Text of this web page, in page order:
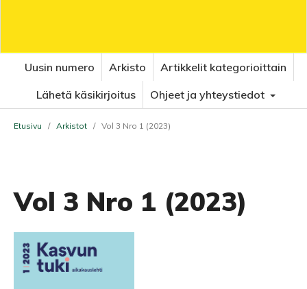
Uusin numero Arkisto
Artikkelit kategorioittain
Lähetä käsikirjoitus
Ohjeet ja yhteystiedot
Etusivu / Arkistot / Vol 3 Nro 1 (2023)
Vol 3 Nro 1 (2023)